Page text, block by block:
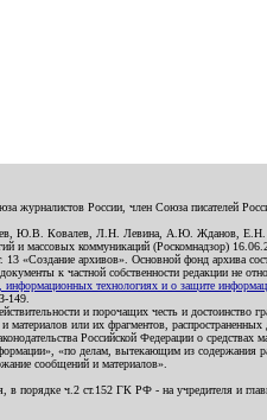
журналистов России, член Союза писателей
Ю.В. Ковалев, Л.Н. Левина, А.Ю. Жданов,
и массовых коммуникаций (Роскомнадзор)
13 «Создание архивов». Основной фонд архива
к частной собственности редакции не
технологиях и о защите
149.
и порочащих честь и
или их фрагментов,
Российской Федерации о средствах
«по делам, вытекающим из содержания
сообщений и материалов».
ч.2 ст.152 ГК РФ - на учредителя и